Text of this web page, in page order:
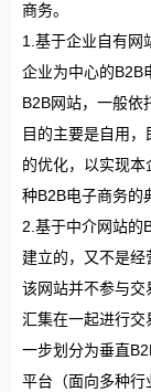
商务。
1.基于企业自有网
企业为中心的B2B
B2B网站，一般依
目的主要是自用
的优化，以实现
种B2B电子商务的
2.基于中介网站的
建立的，又不是经
该网站并不参与交
汇集在一起进行交
一步划分为垂直
平台（面向多种行